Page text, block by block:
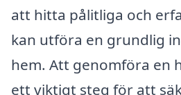
att hitta pålitliga och
kan utföra en grundlig
hem. Att genomföra en
ett viktigt steg för att